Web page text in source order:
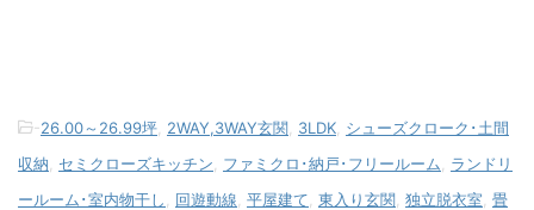
-26.00～26.99坪 2WAY,3WAY玄関 3LDK シューズクローク･土間
収納
セミクローズキッチン ファミクロ･納戸･フリールーム
ランドリ
ールーム･室内物干し
回遊動線 平屋建て 東入り玄関 独立脱衣室 畳